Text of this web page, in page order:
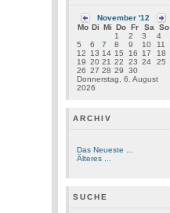
November '12
Mo Di Mi Do Fr Sa So
Donnerstag, 6. August
2026
1 2 3
4
5
6 7 8 9 10
11
12 13 14 15 16 17
18
19 20 21 22 23 24
25
26 27 28 29 30
ARCHIV
Das Neueste ...
Älteres ...
SUCHE